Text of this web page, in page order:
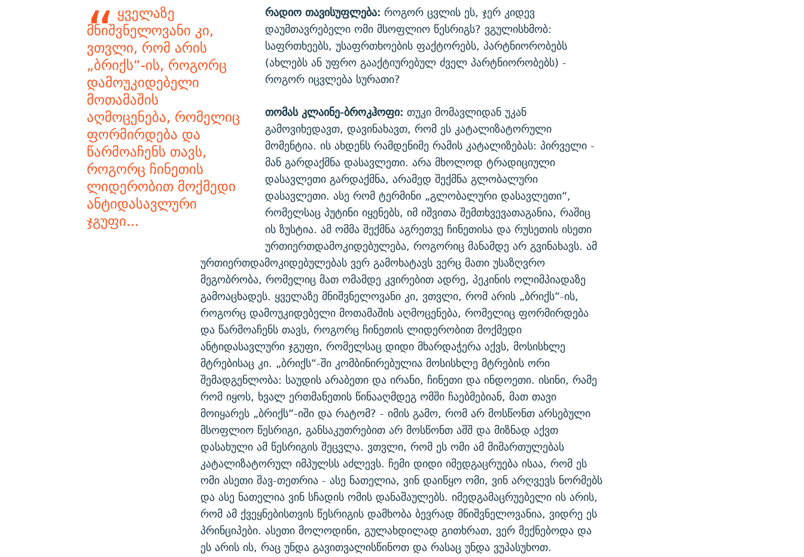
ყველაზე
მნიშვნელოვანი კი,
ვთვლი, რომ არის
„ბრიქს“-ის, როგორც
დამოუკიდებელი
მოთამაშის
აღმოცენება, რომელიც
ფორმირდება და
წარმოაჩენს თავს,
როგორც ჩინეთის
ლიდერობით მოქმედი
ანტიდასავლური
ჯგუფი...
რადიო თავისუფლება: როგორ ცვლის ეს, ჯერ კიდევ
დაუმთავრებელი ომი მსოფლიო წესრიგს? ვგულისხმობ:
საფრთხეებს, უსაფრთხოების ფაქტორებს, პარტნიორობებს
(ახლებს ან უფრო გააქტიურებულ ძველ პარტნიორობებს) -
როგორ იცვლება სურათი?
თომას კლაინე-ბროკჰოფი: თუკი მომავლიდან უკან
გამოვიხედავთ, დავინახავთ, რომ ეს კატალიზატორული
მომენტია. ის ახდენს რამდენიმე რამის კატალიზებას: პირველი -
მან გარდაქმნა დასავლეთი. არა მხოლოდ ტრადიციული
დასავლეთი გარდაქმნა, არამედ შექმნა გლობალური
დასავლეთი. ასე რომ ტერმინი „გლობალური დასავლეთი“,
რომელსაც პუტინი იყენებს, იმ იშვითა შემთხვევათაგანია, რაშიც
ის ზუსტია. ამ ომმა შექმნა აგრეთვე ჩინეთისა და რუსეთის ისეთი
ურთიერთდამოკიდებულება, როგორიც მანამდე არ გვინახავს. ამ
ურთიერთდამოკიდებულებას ვერ გამოხატავს ვერც მათი უსაზღვრო
მეგობრობა, რომელიც მათ ომამდე კვირებით ადრე, პეკინის ოლიმპიადაზე
გამოაცხადეს. ყველაზე მნიშვნელოვანი კი, ვთვლი, რომ არის „ბრიქს“-ის,
როგორც დამოუკიდებელი მოთამაშის აღმოცენება, რომელიც ფორმირდება
და წარმოაჩენს თავს, როგორც ჩინეთის ლიდერობით მოქმედი
ანტიდასავლური ჯგუფი, რომელსაც დიდი მხარდაჭერა აქვს, მოსისხლე
მტრებისაც კი. „ბრიქს“-ში კომბინირებულია მოსისხლე მტრების ორი
შემადგენლობა: საუდის არაბეთი და ირანი, ჩინეთი და ინდოეთი. ისინი, რამე
რომ იყოს, ხვალ ერთმანეთის წინააღმდეგ ომში ჩაებმებიან, მათ თავი
მოიყარეს „ბრიქს“-იში და რატომ? - იმის გამო, რომ არ მოსწონთ არსებული
მსოფლიო წესრიგი, განსაკუთრებით არ მოსწონთ აშშ და მიზნად აქვთ
დასახული ამ წესრიგის შეცვლა. ვთვლი, რომ ეს ომი ამ მიმართულებას
კატალიზატორულ იმპულსს აძლევს. ჩემი დიდი იმედგაცრუება ისაა, რომ ეს
ომი ასეთი შავ-თეთრია - ასე ნათელია, ვინ დაიწყო ომი, ვინ არღვევს ნორმებს
და ასე ნათელია ვინ სჩადის ომის დანაშაულებს. იმედგამაცრუებელი ის არის,
რომ ამ ქვეყნებისთვის წესრიგის დამხობა ბევრად მნიშვნელოვანია, ვიდრე ეს
პრინციპები. ასეთი მოლოდინი, გულახდილად გითხრათ, ვერ მექნებოდა და
ეს არის ის, რაც უნდა გავითვალისწინოთ და რასაც უნდა ვუპასუხოთ.